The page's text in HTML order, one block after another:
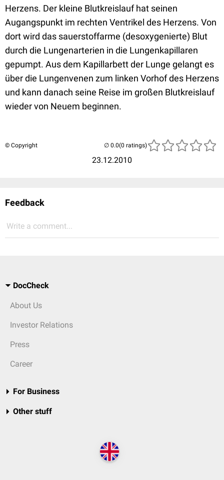
Herzens. Der kleine Blutkreislauf hat seinen
Augangspunkt im rechten Ventrikel des Herzens. Von
dort wird das sauerstoffarme (desoxygenierte) Blut
durch die Lungenarterien in die Lungenkapillaren
gepumpt. Aus dem Kapillarbett der Lunge gelangt es
über die Lungenvenen zum linken Vorhof des Herzens
und kann danach seine Reise im großen Blutkreislauf
wieder von Neuem beginnen.
© Copyright
23.12.2010
(0 ratings)
Feedback
Write a comment...
DocCheck
About Us
Investor Relations
Press
Career
For Business
Other stuff